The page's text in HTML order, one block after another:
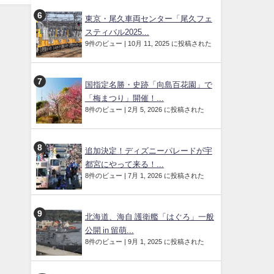
東京・尾久車両センター「尾久フェ
スティバル2025...
9件のビュー | 10月 11, 2025 に投稿された
国指定名勝・史跡「向島百花園」で
「梅まつり」開催！...
8件のビュー | 2月 5, 2026 に投稿された
追加決定！ディズニーパレードが宇
都宮にやって来る！...
8件のビュー | 7月 1, 2026 に投稿された
北海道、海自 護衛艦「はぐろ」一般
公開 in 留萌...
8件のビュー | 9月 1, 2025 に投稿された